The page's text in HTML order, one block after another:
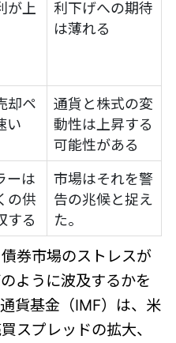
が上
利下げへの期待
は薄れる
却ペ
い
通貨と株式の変
動性は上昇する
可能性がある
ーは
の供
する
市場はそれを警
告の兆候と捉え
た。
券市場のストレスが
ように波及するかを
貨基金（IMF）は、米
スプレッドの拡大、